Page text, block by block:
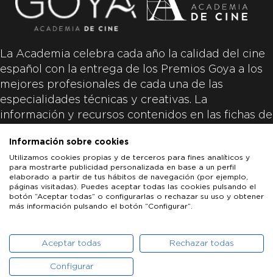
La Academia celebra cada año la calidad del cine
español con la entrega de los Premios Goya a los
mejores profesionales de cada una de las
especialidades técnicas y creativas. La
información y recursos contenidos en las fichas de
productoras de las películas y responsabilidad
única y exclusiva de las mismas.
ACADEMIA DE CINE
PATROCINADORES PRENSA CONTACTO
POLÍTICA DE COOKIES
Información sobre cookies
Utilizamos cookies propias y de terceros para fines analíticos y
para mostrarte publicidad personalizada en base a un perfil
elaborado a partir de tus hábitos de navegación (por ejemplo,
páginas visitadas). Puedes aceptar todas las cookies pulsando el
botón “Aceptar todas” o configurarlas o rechazar su uso y obtener
más información pulsando el botón “Configurar”.
Aceptar todas Rechazar todas
Configurar